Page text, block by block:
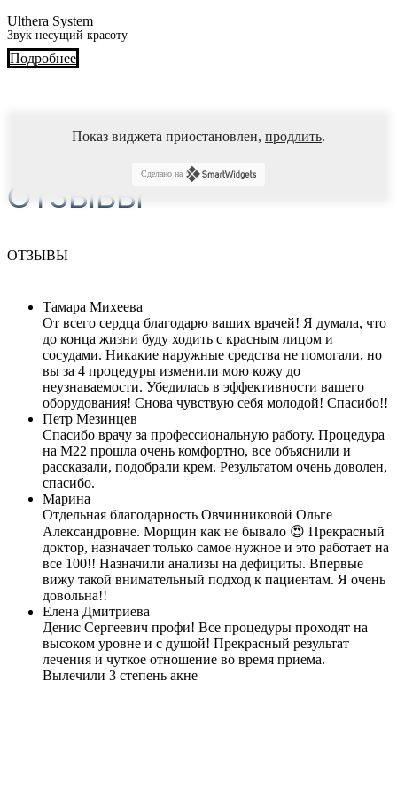
Ulthera System
Звук несущий красоту
Подробнее
ОТЗЫВЫ
Показ виджета приостановлен, продлить.
Сделано на
ОТЗЫВЫ
Тамара Михеева
От всего сердца благодарю ваших врачей! Я думала, что
до конца жизни буду ходить с красным лицом и
сосудами. Никакие наружные средства не помогали, но
вы за 4 процедуры изменили мою кожу до
неузнаваемости. Убедилась в эффективности вашего
оборудования! Снова чувствую себя молодой! Спасибо!!
Петр Мезинцев
Спасибо врачу за профессиональную работу. Процедура
на М22 прошла очень комфортно, все объяснили и
рассказали, подобрали крем. Результатом очень доволен,
спасибо.
Марина
Отдельная благодарность Овчинниковой Ольге
Александровне. Морщин как не бывало 😍 Прекрасный
доктор, назначает только самое нужное и это работает на
все 100!! Назначили анализы на дефициты. Впервые
вижу такой внимательный подход к пациентам. Я очень
довольна!!
Елена Дмитриева
Денис Сергеевич профи! Все процедуры проходят на
высоком уровне и с душой! Прекрасный результат
лечения и чуткое отношение во время приема.
Вылечили 3 степень акне